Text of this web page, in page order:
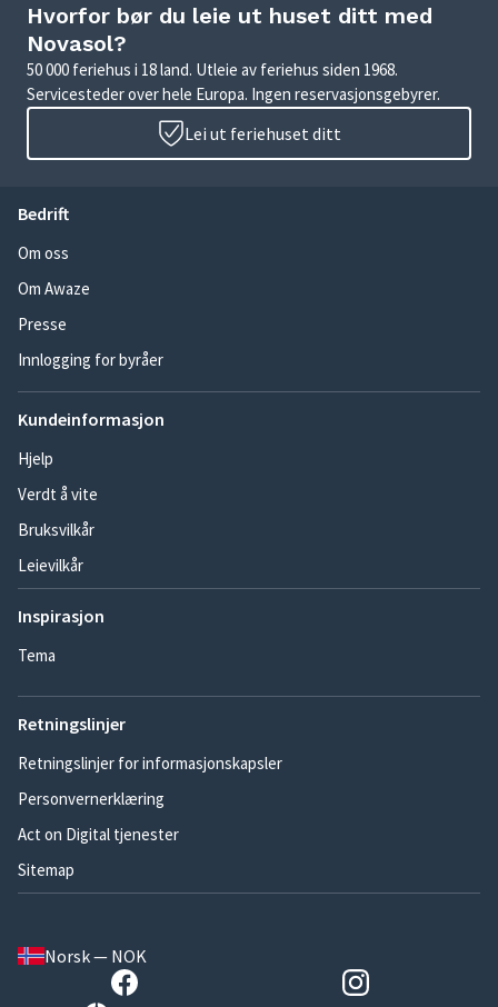
Hvorfor bør du leie ut huset ditt med
Novasol?
50 000 feriehus i 18 land. Utleie av feriehus siden 1968.
Servicesteder over hele Europa. Ingen reservasjonsgebyrer.
Lei ut feriehuset ditt
Bedrift
Om oss
Om Awaze
Presse
Innlogging for byråer
Kundeinformasjon
Hjelp
Verdt å vite
Bruksvilkår
Leievilkår
Inspirasjon
Tema
Retningslinjer
Retningslinjer for informasjonskapsler
Personvernerklæring
Act on Digital tjenester
Sitemap
Norsk — NOK